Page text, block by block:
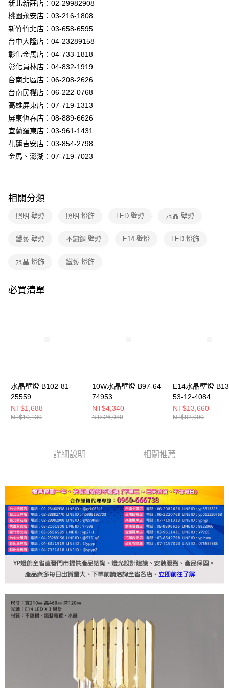
【關於「AFTEE先享後付」】
AFTEE先享後付是「在收到商品之後才付款」的支付方式。 讓您購物簡單
便利好安心！
１．簡單：不需註冊會員、不需綁卡、不需儲值。
２．便利：只要手機號碼，簡訊認證，即可結帳。
【「AFTEE先享後付」結帳流程】
１．於結帳方式選擇「AFTEE先享後付」後，將跳轉至「AFTEE先享後付」
結帳頁面，進行簡訊認證並確認金額後，即可完成結帳。
２．訂單成立數日內，您將收到繳費通知簡訊。
３．收到繳費通知簡訊後14天內，點擊此簡訊中的連結，可透過四大超商／
ATM／網路銀行／等多元方式進行付款，方視為交易完成。
※ 請注意：結帳手續完成當下不需立刻繳費，但若您需要取消訂單，請聯絡
購買商品的店家。未經商家同意取消之訂單仍視為有效，需透過AFTEE先享
後付繳納相關費用。
是否繳費成功／繳費後需取消欲退款等相關疑問，請聯繫「AFTEE先享後付
１．透過由恩沛科技股份有限公司提供之「AFTEE先享後付」服務完成之交
權轉讓予恩沛科技股份有限公司。
３．未成年的使用者請事先徵得法定代理人或監護人之同意方可使用
任。
請求用戶進行身份認證。
新竹貨運宅配
每筆NT$180，滿NT$5,000(含以上)免運費
新北新莊店：02-29982908
桃園永安店：03-216-1808
新竹竹北店：03-658-6595
台中大隆店：04-23289158
彰化金馬店：04-733-1818
彰化員林店：04-832-1919
台南北區店：06-208-2626
台南民權店：06-222-0768
高雄屏東店：07-719-1313
屏東恆春店：08-889-6626
宜蘭羅東店：03-961-1431
花蓮吉安店：03-854-2798
金馬、澎湖：07-719-7023
相關分類
照明 壁燈 照明 燈飾 LED 壁燈 水晶 壁燈
鐵藝 壁燈 不鏽鋼 壁燈 E14 壁燈 LED 燈飾
水晶 燈飾 鐵藝 燈飾
必買清單
水晶壁燈 B102-81-
25559
NT$1,688
NT$10,130
10W水晶壁燈 B97-64-
74953
NT$4,340
NT$26,080
E14水晶壁燈
53-12-4084
NT$13,660
NT$82,000
詳細說明 相關推薦